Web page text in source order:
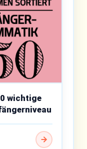
wichtige